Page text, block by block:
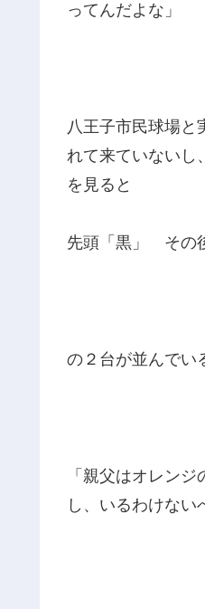
ってんだよな」
八王子市民球場と
れて来ていないし
を見ると
先頭「黒」 その
の２台が並んでい
「親父はオレン
し、いるわけない